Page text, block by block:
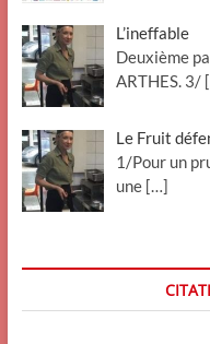
L’ineffable
Deuxième
ARTHES. 3/
Le Fruit
1/Pour un
une […]